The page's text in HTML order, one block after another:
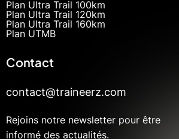
Plan Ultra Trail 100km
Plan Ultra Trail 120km
Plan Ultra Trail 160km
Plan UTMB
Contact
contact@traineerz.com
Rejoins notre newsletter pour être
informé des actualités.